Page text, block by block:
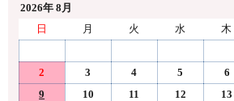
2026年 8月
日
月 火 水 木
2
3 4 5 6
9
10 11 12 13